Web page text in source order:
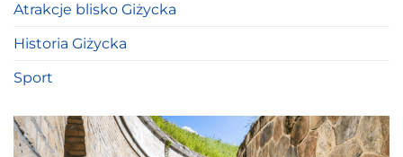
Atrakcje blisko Giżycka
Historia Giżycka
Sport